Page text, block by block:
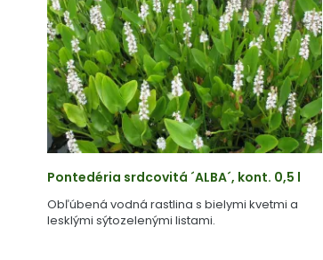
Pontedéria srdcovitá ´ALBA´, kont. 0,5 l
Obľúbená vodná rastlina s bielymi kvetmi a
lesklými sýtozelenými listami.